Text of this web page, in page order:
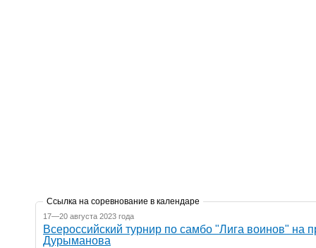
Ссылка на соревнование в календаре
17—20 августа 2023 года
Всероссийский турнир по самбо "Лига воинов"
Дурыманова